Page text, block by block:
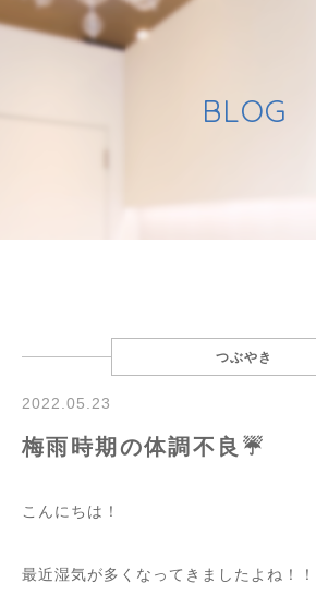
BLOG
つぶやき
2022.05.23
梅雨時期の体調不良☔️
こんにちは！
最近湿気が多くなってきましたよね！！